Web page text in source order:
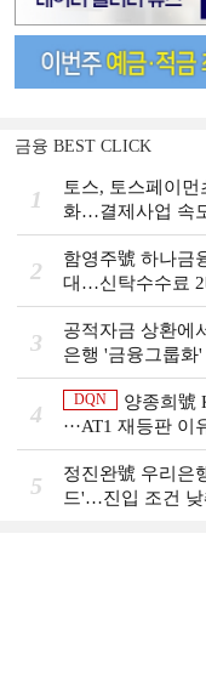
금융 BEST CLICK
1
토스, 토스페이먼
화…결제사업 속
2
함영주號 하나금
대…신탁수수료 2
비즈니스 돋보기]
3
공적자금 상환에
은행 '금융그룹화
그룹의 꿈①]
4
DQN
양종희號
···AT1 재등판
Review]]
5
정진완號 우리은
드'…진입 조건